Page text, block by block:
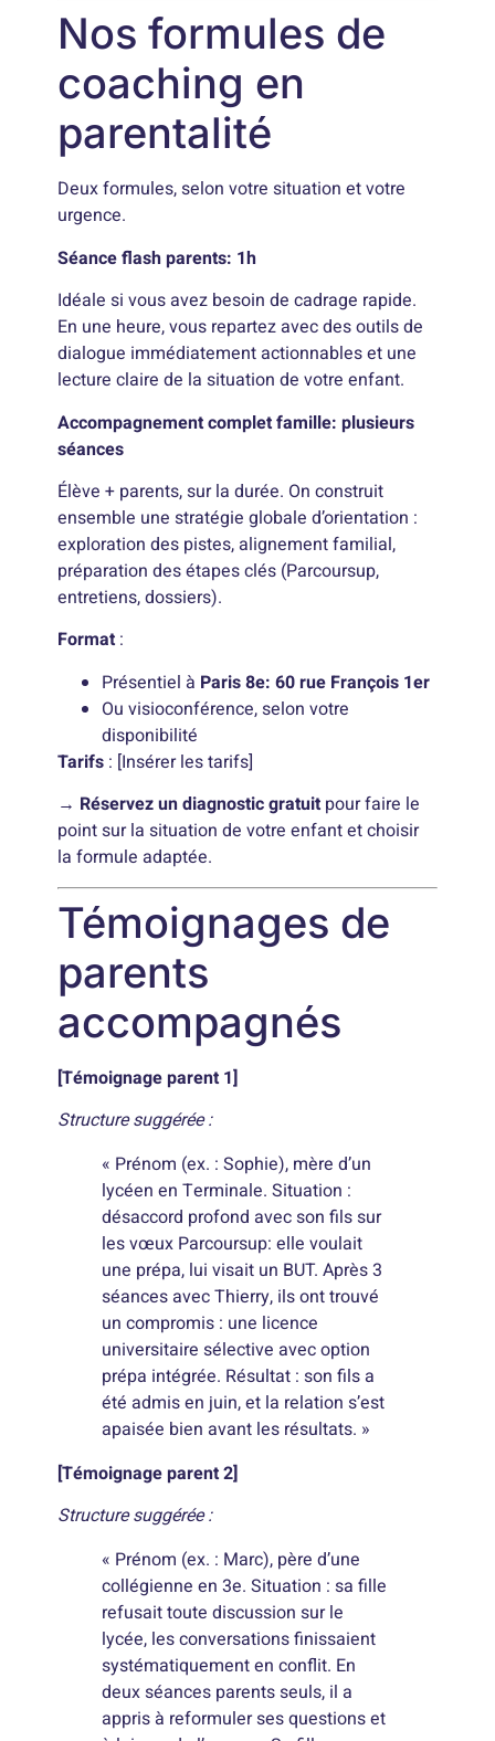
Nos formules de
coaching en
parentalité
Deux formules, selon votre situation et votre
urgence.
Séance flash parents: 1h
Idéale si vous avez besoin de cadrage rapide.
En une heure, vous repartez avec des outils de
dialogue immédiatement actionnables et une
lecture claire de la situation de votre enfant.
Accompagnement complet famille: plusieurs
séances
Élève + parents, sur la durée. On construit
ensemble une stratégie globale d’orientation :
exploration des pistes, alignement familial,
préparation des étapes clés (Parcoursup,
entretiens, dossiers).
Format :
Présentiel à Paris 8e: 60 rue François 1er
Ou visioconférence, selon votre
disponibilité
Tarifs : [Insérer les tarifs]
→ Réservez un diagnostic gratuit pour faire le
point sur la situation de votre enfant et choisir
la formule adaptée.
Témoignages de
parents
accompagnés
[Témoignage parent 1]
Structure suggérée :
« Prénom (ex. : Sophie), mère d’un
lycéen en Terminale. Situation :
désaccord profond avec son fils sur
les vœux Parcoursup: elle voulait
une prépa, lui visait un BUT. Après 3
séances avec Thierry, ils ont trouvé
un compromis : une licence
universitaire sélective avec option
prépa intégrée. Résultat : son fils a
été admis en juin, et la relation s’est
apaisée bien avant les résultats. »
[Témoignage parent 2]
Structure suggérée :
« Prénom (ex. : Marc), père d’une
collégienne en 3e. Situation : sa fille
refusait toute discussion sur le
lycée, les conversations finissaient
systématiquement en conflit. En
deux séances parents seuls, il a
appris à reformuler ses questions et